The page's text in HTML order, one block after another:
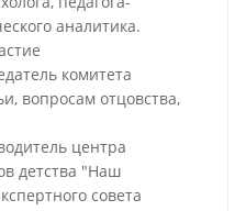
аналитика.
комитета
вопросам отцовства,
центра
детства "Наш
совета